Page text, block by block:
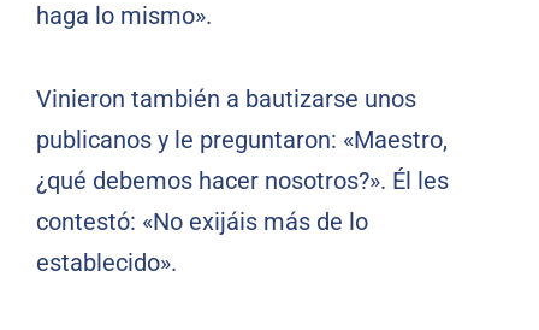
haga lo mismo».
Vinieron también a bautizarse unos
publicanos y le preguntaron: «Maestro,
¿qué debemos hacer nosotros?». Él les
contestó: «No exijáis más de lo
establecido».